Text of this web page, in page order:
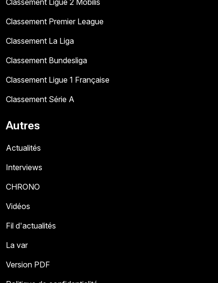
Classement Ligue 2 Mobilis
Classement Premier League
Classement La Liga
Classement Bundesliga
Classement Ligue 1 Française
Classement Série A
Autres
Actualités
Interviews
CHRONO
Vidéos
Fil d'actualités
La var
Version PDF